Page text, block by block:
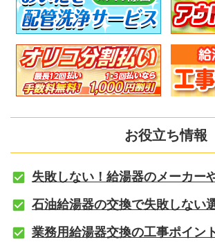
お役立ち情報
失敗しない！給湯器のメーカー
石油給湯器の交換で失敗しない
業務用給湯器交換の工事ポイン